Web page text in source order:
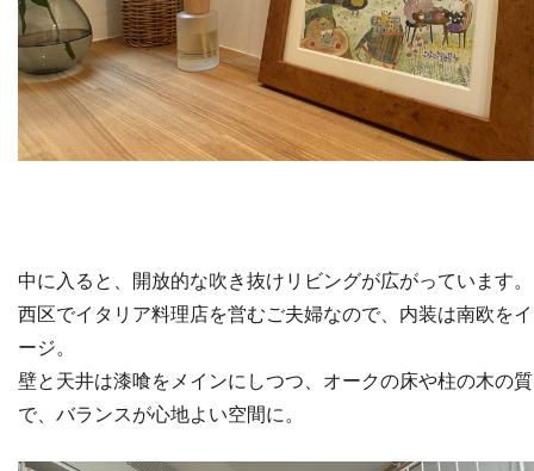
中に入ると、開放的な吹き抜けリビングが広がっています。
西区でイタリア料理店を営むご夫婦なので、内装は南欧を
ージ。
壁と天井は漆喰をメインにしつつ、オークの床や柱の木の
で、バランスが心地よい空間に。